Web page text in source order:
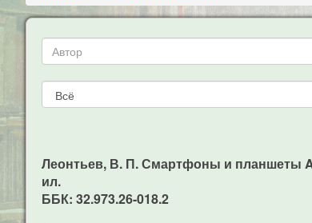
Леонтьев, В. П. Смартфоны и планшеты
ил.
ББК: 32.973.26-018.2